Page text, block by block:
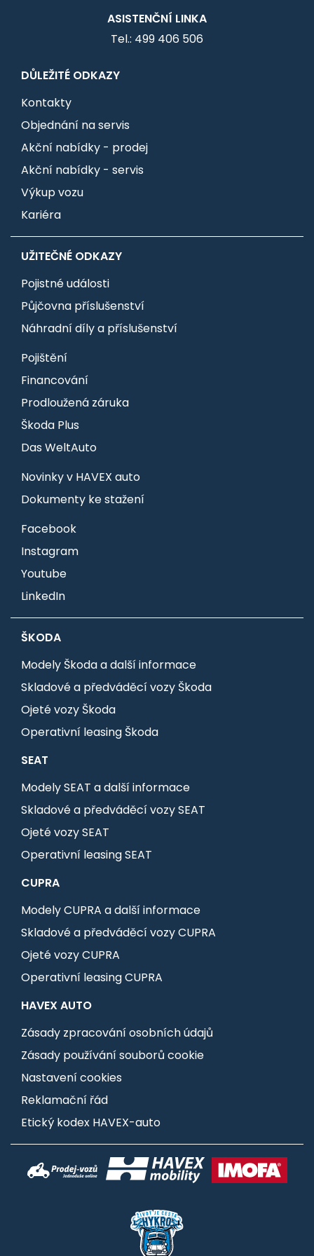
ASISTENČNÍ LINKA
Tel.: 499 406 506
DŮLEŽITÉ ODKAZY
Kontakty
Objednání na servis
Akční nabídky - prodej
Akční nabídky - servis
Výkup vozu
Kariéra
UŽITEČNÉ ODKAZY
Pojistné události
Půjčovna příslušenství
Náhradní díly a příslušenství
Pojištění
Financování
Prodloužená záruka
Škoda Plus
Das WeltAuto
Novinky v HAVEX auto
Dokumenty ke stažení
Facebook
Instagram
Youtube
LinkedIn
ŠKODA
Modely Škoda a další informace
Skladové a předváděcí vozy Škoda
Ojeté vozy Škoda
Operativní leasing Škoda
SEAT
Modely SEAT a další informace
Skladové a předváděcí vozy SEAT
Ojeté vozy SEAT
Operativní leasing SEAT
CUPRA
Modely CUPRA a další informace
Skladové a předváděcí vozy CUPRA
Ojeté vozy CUPRA
Operativní leasing CUPRA
HAVEX AUTO
Zásady zpracování osobních údajů
Zásady používání souborů cookie
Nastavení cookies
Reklamační řád
Etický kodex HAVEX-auto